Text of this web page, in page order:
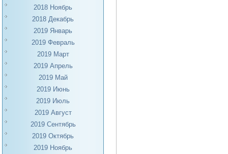
2018 Ноябрь
2018 Декабрь
2019 Январь
2019 Февраль
2019 Март
2019 Апрель
2019 Май
2019 Июнь
2019 Июль
2019 Август
2019 Сентябрь
2019 Октябрь
2019 Ноябрь